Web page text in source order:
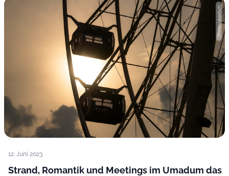
Photo: Umadum
12. Juni 2023
Strand, Romantik und Meetings im Umadum das